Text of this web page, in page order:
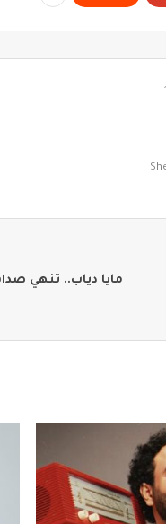
مايا دياب.. تنهي